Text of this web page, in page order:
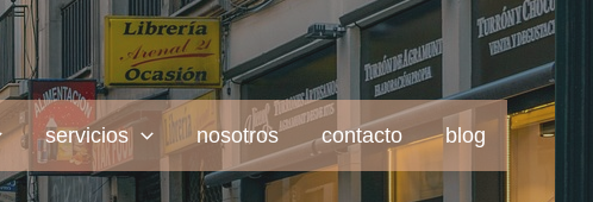
servicios nosotros contacto blog